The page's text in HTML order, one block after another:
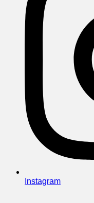
Instagram